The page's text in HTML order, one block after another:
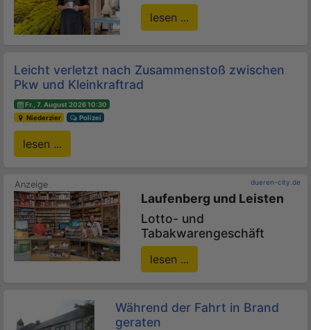
lesen ...
Leicht verletzt nach Zusammenstoß zwischen
Pkw und Kleinkraftrad
Fr., 7. August 2026 10:30
Niederzier
Polizei
lesen ...
dueren-city.de
Laufenberg und Leisten
Lotto- und
Tabakwarengeschäft
lesen ...
Während der Fahrt in Brand
geraten